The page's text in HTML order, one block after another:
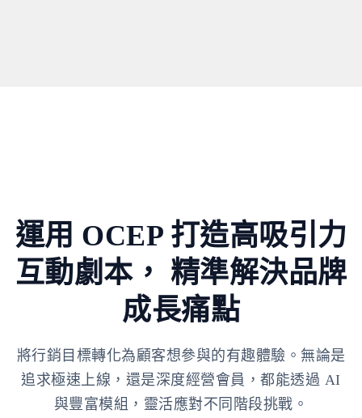
運用 OCEP 打造高吸引力
互動劇本， 精準解決品牌
成長痛點
將行銷目標轉化為顧客想參與的有趣體驗。無論是
追求極速上線，還是深度經營會員，都能透過 AI
與豐富模組，靈活應對不同階段挑戰。